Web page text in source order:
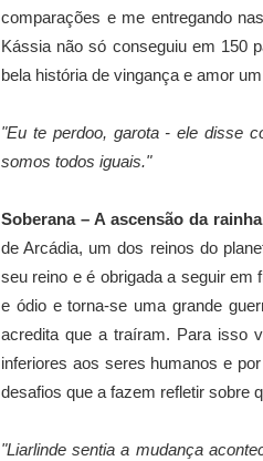
comparações e me entregando
Kássia não só conseguiu em 150
bela história de vingança e amor
"Eu te perdoo, garota - ele disse
somos todos iguais."
Soberana – A ascensão da
de Arcádia, um dos reinos do
seu reino e é obrigada a seguir em
e ódio e torna-se uma grande
acredita que a traíram. Para isso
inferiores aos seres humanos e
desafios que a fazem refletir sobre
"Liarlinde sentia a mudança